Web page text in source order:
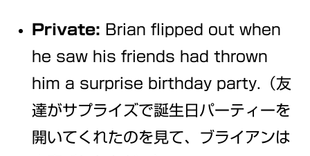
Private: Brian flipped out when
he saw his friends had thrown
him a surprise birthday party.（友
達がサプライズで誕生日パーティーを
開いてくれたのを見て、ブライアンは